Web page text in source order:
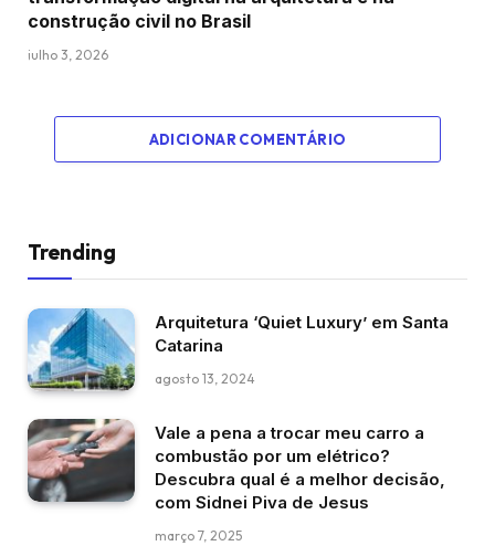
construção civil no Brasil
julho 3, 2026
ADICIONAR COMENTÁRIO
Trending
Arquitetura ‘Quiet Luxury’ em Santa
Catarina
agosto 13, 2024
Vale a pena a trocar meu carro a
combustão por um elétrico?
Descubra qual é a melhor decisão,
com Sidnei Piva de Jesus
março 7, 2025